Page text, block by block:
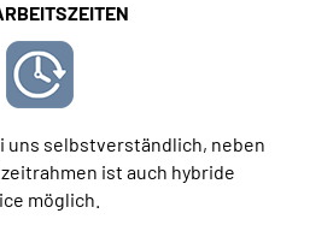
uns selbstverständlich, neben
ist auch hybride
möglich.